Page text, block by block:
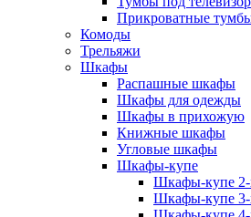
Прикроватные
Комоды
Трельяжи
Шкафы
Распашные шкафы
Шкафы для одежды
Шкафы в прихожую
Книжные шкафы
Угловые шкафы
Шкафы-купе
Шкафы-купе 2-
Шкафы-купе 3-